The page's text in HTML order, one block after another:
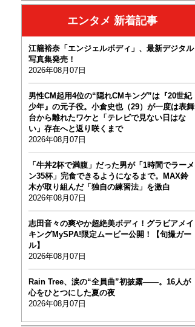
エンタメ 新着記事
江籠裕奈「エンジェルボディ」、最新デジタル
写真集発売！
2026年08月07日
男性CM起用4位の“隠れCMキング”は『20世紀
少年』の元子役。小倉史也（29）が一度は表舞
台から離れたワケと「テレビで見ない日はな
い」存在へと返り咲くまで
2026年08月07日
「牛丼2杯で満腹」だった男が「1時間でラーメ
ン35杯」完食できるようになるまで。MAX鈴
木が取り組んだ「独自の練習法」を激白
2026年08月07日
志田音々の爽やか超絶美ボディ！グラビアメイ
キングMySPA!限定ムービー公開！【旬撮ガー
ル】
2026年08月07日
Rain Tree、涙の“全員曲”初披露――。16人が
心をひとつにした夏の夜
2026年08月07日